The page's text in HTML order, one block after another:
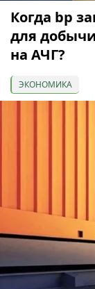
Когда bp
для
на АЧГ?
ЭКОНОМИКА